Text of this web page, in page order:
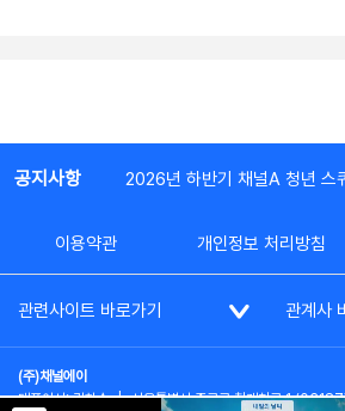
공지사항 2026년 하반기 채널A 청년 스
이용약관 개인정보 처리방침
관련사이트 바로가기 관계사
(주)채널에이
대표이사: 김차수 | 서울특별시 종로구 청계천로 1